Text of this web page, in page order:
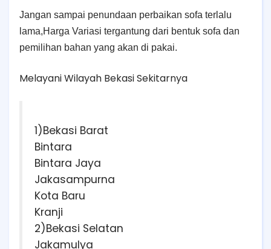
Jangan sampai penundaan perbaikan sofa terlalu
lama,Harga Variasi tergantung dari bentuk sofa dan
pemilihan bahan yang akan di pakai.
Melayani Wilayah Bekasi Sekitarnya
1)Bekasi Barat
Bintara
Bintara Jaya
Jakasampurna
Kota Baru
Kranji
2)Bekasi Selatan
Jakamulya